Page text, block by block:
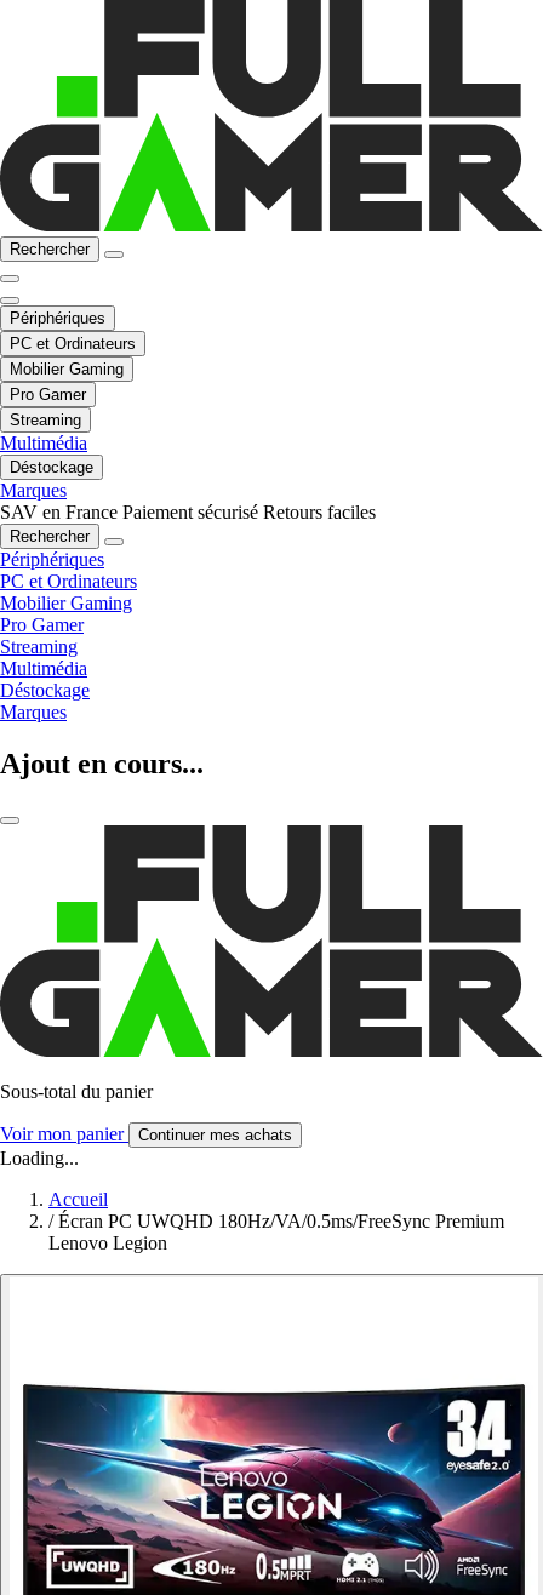
Rechercher
Périphériques
PC et Ordinateurs
Mobilier Gaming
Pro Gamer
Streaming
Multimédia
Déstockage
Marques
SAV en France Paiement sécurisé Retours faciles
Rechercher
Périphériques
PC et Ordinateurs
Mobilier Gaming
Pro Gamer
Streaming
Multimédia
Déstockage
Marques
Ajout en cours...
Sous-total du panier
Voir mon panier Continuer mes achats
Loading...
Accueil
/ Écran PC UWQHD 180Hz/VA/0.5ms/FreeSync Premium
Lenovo Legion